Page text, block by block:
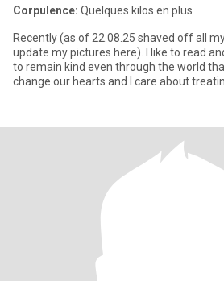
Corpulence: Quelques kilos en plus
Recently (as of 22.08.25 shaved off all
update my pictures here). I like to read
to remain kind even through the world
change our hearts and I care about